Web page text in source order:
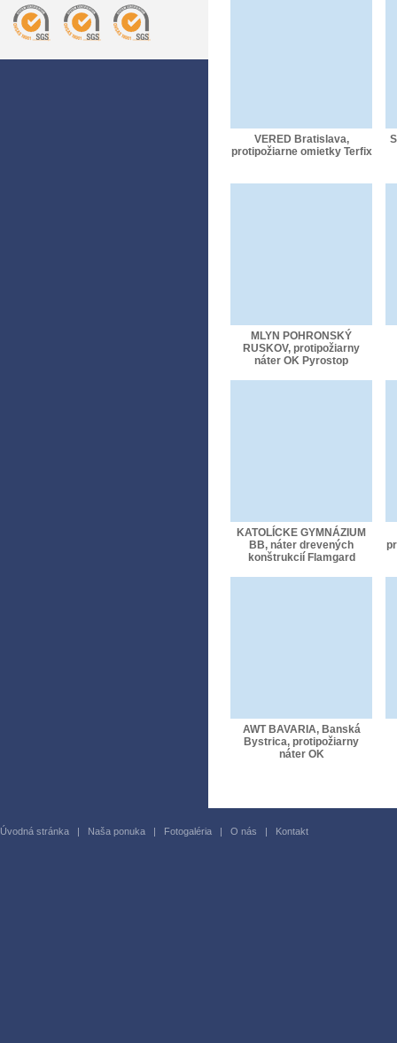
VERED Bratislava,
protipožiarne omietky Terfix
MLYN POHRONSKÝ
RUSKOV, protipožiarny
náter OK Pyrostop
KATOLÍCKE GYMNÁZIUM
BB, náter drevených
konštrukcií Flamgard
AWT BAVARIA, Banská
Bystrica, protipožiarny
náter OK
Úvodná stránka | Naša ponuka | Fotogaléria | O nás | Kontakt